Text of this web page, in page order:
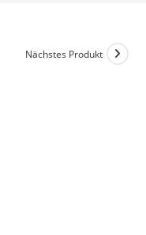
Nächstes Produkt